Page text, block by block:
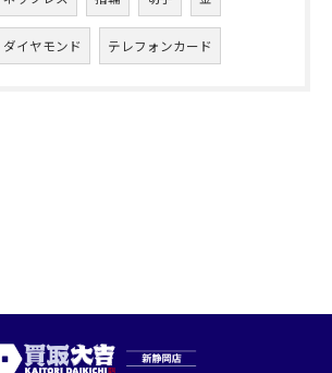
ダイヤモンド テレフォンカード